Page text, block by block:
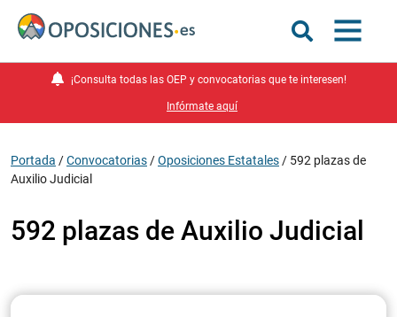
¡Consulta todas las OEP y convocatorias que te interesen!
Infórmate aquí
Portada /Convocatorias /Oposiciones Estatales / 592 plazas de
Auxilio Judicial
592 plazas de Auxilio Judicial